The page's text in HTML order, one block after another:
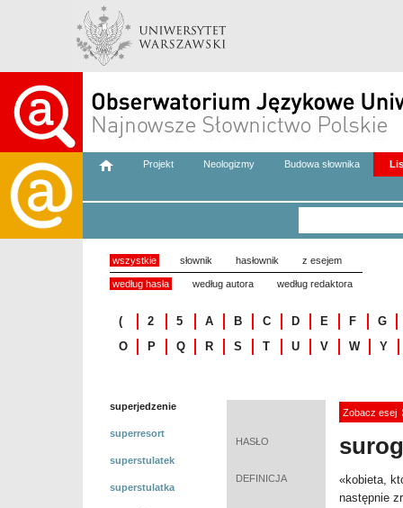
Projekt Neologizmy Budowa słownika
wszystkie słownik hasłownik z esejem
według hasła według autora według redaktora
( 2 5 A B C D E F
G
O
P Q R S T U V W Y
superjedzenie
superresort
superstulatek
superstulatka
Zobacz esej
HASŁO
DEFINICJA
«kobieta,
następnie